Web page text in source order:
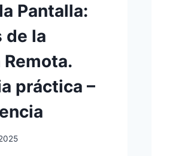
Pantalla:
de la
práctica –